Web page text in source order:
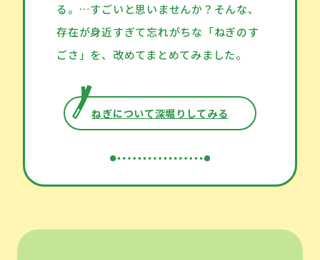
る。…すごいと思いませんか？そんな、
存在が身近すぎて忘れがちな「ねぎのす
ごさ」を、改めてまとめてみました。
ねぎについて深堀りしてみる